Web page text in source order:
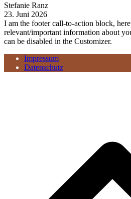
Stefanie Ranz
23. Juni 2026
I am the footer call-to-action block,
relevant/important information about
can be disabled in the Customizer.
Impressum
Datenschutz